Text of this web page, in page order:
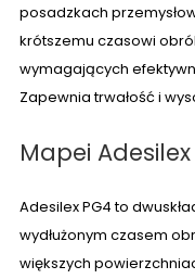
posadzkach
krótszemu czasowi
wymagających
Zapewnia trwałość i
Mapei Adesilex
Adesilex PG4 to
wydłużonym czasem
większych